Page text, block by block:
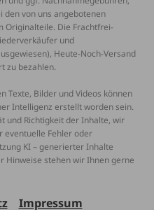
von uns angebotenen
Originalteile. Die Frachtfrei-
und
Heute-Noch-Versand
zu bezahlen.
Texte, Bilder und Videos können
Intelligenz erstellt worden sein.
und Richtigkeit der Inhalte, wir
eventuelle Fehler oder
KI – generierter Inhalte
Hinweise stehen wir Ihnen gerne
Impressum